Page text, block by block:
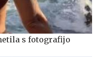
s fotografijo